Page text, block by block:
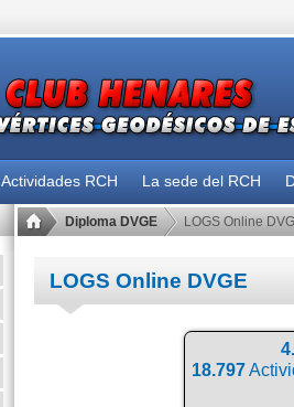
Actividades RCH La sede del RCH
Diploma DVGE LOGS Online
LOGS Online DVGE
18.797